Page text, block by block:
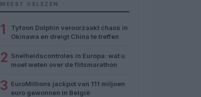
MEEST GELEZEN
1
Tyfoon Dolphin veroorzaakt chaos in
Okinawa en dreigt China te treffen
2 Snelheidscontroles in Europa: wat u
moet weten over de flitsmarathon
3 EuroMillions jackpot van 111 miljoen
euro gewonnen in België